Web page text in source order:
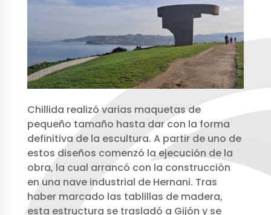
Chillida realizó varias maquetas de
pequeño tamaño hasta dar con la forma
definitiva de la escultura. A partir de uno de
estos diseños comenzó la ejecución de la
obra, la cual arrancó con la construcción
en una nave industrial de Hernani. Tras
haber marcado las tablillas de madera,
esta estructura se trasladó a Gijón y se